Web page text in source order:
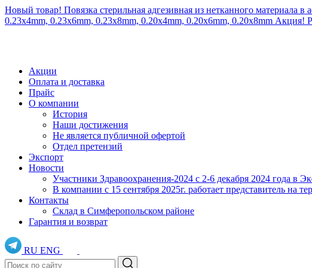
Новый товар! Повязка стерильная адгезивная из нетканного материала в
0.23x4mm, 0.23x6mm, 0.23x8mm, 0.20x4mm, 0.20x6mm, 0.20x8mm Акция!
Акции
Оплата и доставка
Прайс
О компании
История
Наши достижения
Не является публичной офертой
Отдел претензий
Экспорт
Новости
Участники Здравоохранения-2024 с 2-6 декабря 2024 года в
В компании с 15 сентября 2025г. работает представитель на
Контакты
Склад в Симферопольском районе
Гарантия и возврат
RU ENG